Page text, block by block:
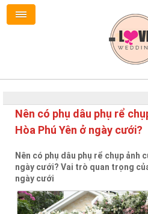
Nên có phụ dâu phụ rể
Hòa Phú Yên ở ngày cưới?
Nên có phụ dâu phụ rể chụp ảnh
ngày cưới? Vai trò quan trọng
ngày cưới